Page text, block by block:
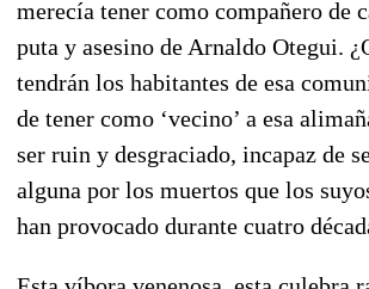
merecía tener como compañero de
puta y asesino de Arnaldo Otegui.
tendrán los habitantes de esa
de tener como ‘vecino’ a esa
ser ruin y desgraciado, incapaz de
alguna por los muertos que los
han provocado durante cuatro